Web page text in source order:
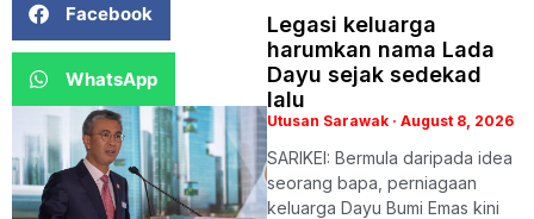
Facebook
WhatsApp
Legasi keluarga
harumkan nama Lada
Dayu sejak sedekad
lalu
Utusan Sarawak August 8, 2026
SARIKEI: Bermula daripada idea
seorang bapa, perniagaan
keluarga Dayu Bumi Emas kini